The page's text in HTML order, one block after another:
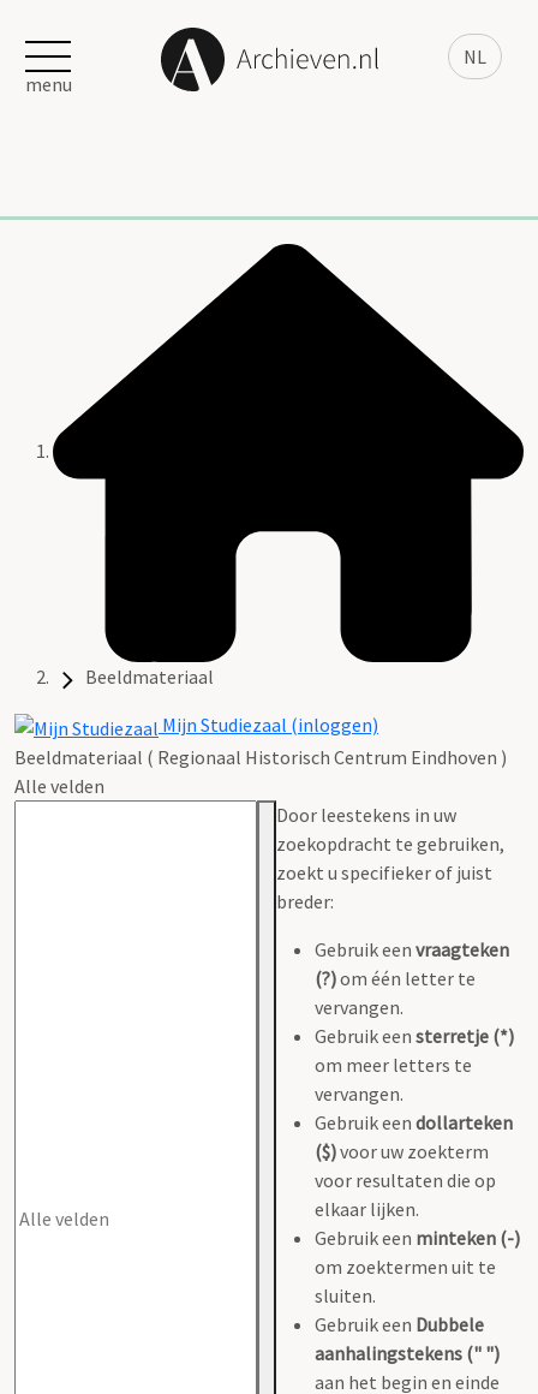
NL
menu
Beeldmateriaal
Mijn Studiezaal (inloggen)
Beeldmateriaal ( Regionaal Historisch Centrum Eindhoven )
Alle velden
Door leestekens in uw
zoekopdracht te gebruiken,
zoekt u specifieker of juist
breder:
Gebruik een vraagteken
(?)om één letter te
vervangen.
Gebruik een sterretje (*)
om meer letters te
vervangen.
Gebruik een dollarteken
($)voor uw zoekterm
voor resultaten die op
elkaar lijken.
Gebruik een minteken (-)
om zoektermen uit te
sluiten.
Gebruik een Dubbele
aanhalingstekens (" ")
aan het begin en einde